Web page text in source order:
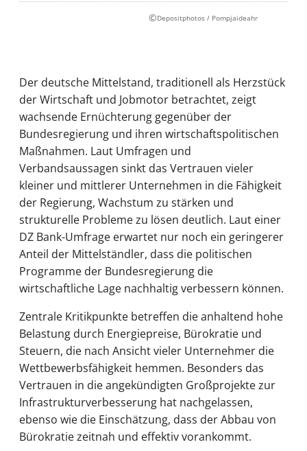
©Depositphotos / Pompjaideahr
Der deutsche Mittelstand, traditionell als Herzstück
der Wirtschaft und Jobmotor betrachtet, zeigt
wachsende Ernüchterung gegenüber der
Bundesregierung und ihren wirtschaftspolitischen
Maßnahmen. Laut Umfragen und
Verbandsaussagen sinkt das Vertrauen vieler
kleiner und mittlerer Unternehmen in die Fähigkeit
der Regierung, Wachstum zu stärken und
strukturelle Probleme zu lösen deutlich. Laut einer
DZ Bank-Umfrage erwartet nur noch ein geringerer
Anteil der Mittelständler, dass die politischen
Programme der Bundesregierung die
wirtschaftliche Lage nachhaltig verbessern können.
Zentrale Kritikpunkte betreffen die anhaltend hohe
Belastung durch Energiepreise, Bürokratie und
Steuern, die nach Ansicht vieler Unternehmer die
Wettbewerbsfähigkeit hemmen. Besonders das
Vertrauen in die angekündigten Großprojekte zur
Infrastrukturverbesserung hat nachgelassen,
ebenso wie die Einschätzung, dass der Abbau von
Bürokratie zeitnah und effektiv vorankommt.